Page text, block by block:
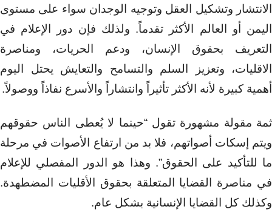
الانتشار وتشكيل العقل وتوجيه الوجدان سواء على مستوى
اليمن أو العالم الأكثر تقدماً. ولذلك فإن دور الإعلام في
التعريف بحقوق الإنسان، ودعم الحريات، ومناصرة
الاقليات، وتعزيز السلم والتسامح والتعايش يحتل اليوم
أهمية كبيرة لأنه الأكثر تأثيراً وانتشاراً والأسرع نفاذاً ووصولاً.
ثمة مقولة مشهورة تقول “حينما لا يُعطى الناس حقوقهم
ويتم إسكات أصواتهم، فلا بد من ارتفاع الأصوات في مرحلة
ما للتأكيد على الحقوق”. وهذا هو الدور المفصلي للإعلام
في مناصرة القضايا المتعلقة بحقوق الأقليات المضطهدة.
وكذلك كل القضايا الإنسانية بشكل عام.